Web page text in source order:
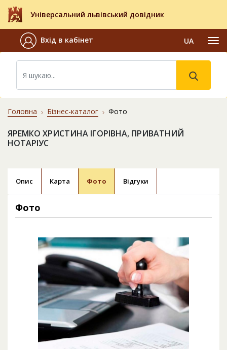
Універсальний львівський довідник
Вхід в кабінет UA
Головна Бізнес-каталог Фото
ЯРЕМКО ХРИСТИНА ІГОРІВНА, ПРИВАТНИЙ
НОТАРІУС
Опис Карта Фото Відгуки
Фото